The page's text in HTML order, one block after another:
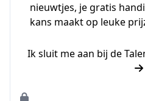
nieuwtjes, je gratis
kans maakt op leuke